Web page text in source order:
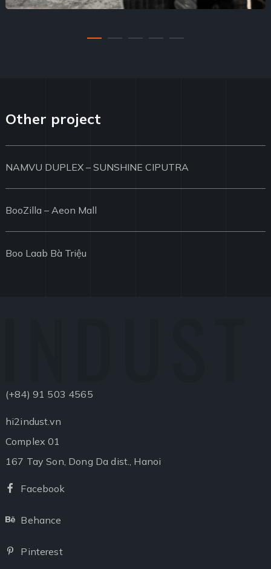
Other project
NAMVU DUPLEX – SUNSHINE CIPUTRA
BooZilla – Aeon Mall
Boo Laab Bà Triệu
(+84) 91 503 4565
hi2indust.vn
Complex 01
167 Tay Son, Dong Da dist., Hanoi
Facebook
Behance
Pinterest